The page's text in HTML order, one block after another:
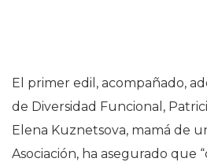
El primer edil, acompañado,
de Diversidad Funcional,
Elena Kuznetsova, mamá de
Asociación, ha asegurado que